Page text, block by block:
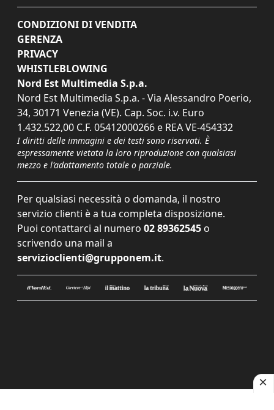
CONDIZIONI DI VENDITA
GERENZA
PRIVACY
WHISTLEBLOWING
Nord Est Multimedia S.p.a.
Nord Est Multimedia S.p.a. - Via Alessandro Poerio,
34, 30171 Venezia (VE). Cap. Soc. i.v. Euro
1.432.522,00 C.F. 05412000266 e REA VE-454332
I diritti delle immagini e dei testi sono riservati. È
espressamente vietata la loro riproduzione con qualsiasi
mezzo e l'adattamento totale o parziale.
Per qualsiasi necessità o domanda, il nostro
servizio clienti è a tua completa disposizione.
Puoi contattarci al numero 02 89362545 o
scrivendo una mail a
servizioclienti@grupponem.it.